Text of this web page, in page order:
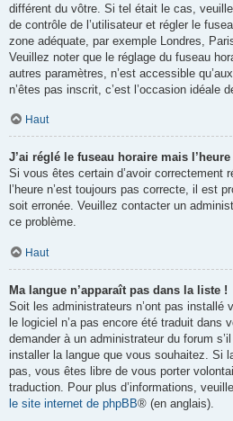
différent du vôtre. Si tel était le cas,
de contrôle de l’utilisateur et régler le
zone adéquate, par exemple Londres,
Veuillez noter que le réglage du fuseau
autres paramètres, n’est accessible
n’êtes pas inscrit, c’est l’occasion idéale
Haut
J’ai réglé le fuseau horaire mais
Si vous êtes certain d’avoir correctement
l’heure n’est toujours pas correcte, il est
soit erronée. Veuillez contacter un
ce problème.
Haut
Ma langue n’apparaît pas dans la liste !
Soit les administrateurs n’ont pas installé
le logiciel n’a pas encore été traduit dans
demander à un administrateur du forum
installer la langue que vous souhaitez. Si
pas, vous êtes libre de vous porter
traduction. Pour plus d’informations,
le site internet de phpBB® (en anglais).